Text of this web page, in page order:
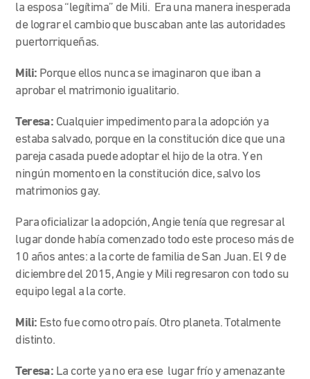
la esposa “legítima” de Mili. Era una manera inesperada
de lograr el cambio que buscaban ante las autoridades
puertorriqueñas.
Mili: Porque ellos nunca se imaginaron que iban a
aprobar el matrimonio igualitario.
Teresa: Cualquier impedimento para la adopción ya
estaba salvado, porque en la constitución dice que una
pareja casada puede adoptar el hijo de la otra. Y en
ningún momento en la constitución dice, salvo los
matrimonios gay.
Para oficializar la adopción, Angie tenía que regresar al
lugar donde había comenzado todo este proceso más de
10 años antes: a la corte de familia de San Juan. El 9 de
diciembre del 2015, Angie y Mili regresaron con todo su
equipo legal a la corte.
Mili: Esto fue como otro país. Otro planeta. Totalmente
distinto.
Teresa: La corte ya no era ese lugar frío y amenazante